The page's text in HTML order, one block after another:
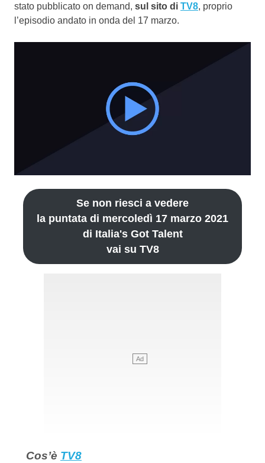
stato pubblicato on demand, sul sito di TV8, proprio
l’episodio andato in onda del 17 marzo.
Se non riesci a vedere
la puntata di mercoledì 17 marzo 2021
di Italia's Got Talent
vai su TV8
Cos’è TV8